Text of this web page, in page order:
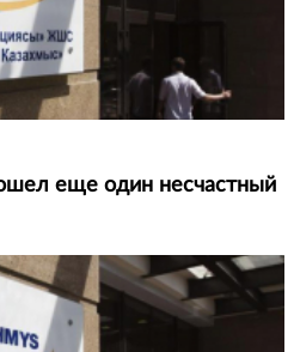
еще один несчастный